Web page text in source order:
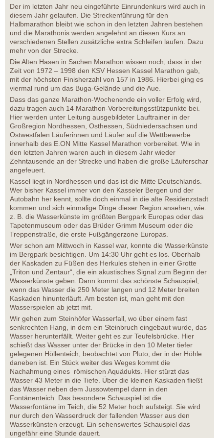
Der im letzten Jahr neu eingeführte Einrundenkurs wird auch in
diesem Jahr gelaufen. Die Streckenführung für den
Halbmarathon bleibt wie schon in den letzten Jahren bestehen
und die Marathonis werden angelehnt an diesen Kurs an
verschiedenen Stellen zusätzliche extra Schleifen laufen. Dazu
mehr von der Strecke.
Die Alten Hasen in Sachen Marathon wissen noch, dass in der
Zeit von 1972 – 1998 den KSV Hessen Kassel Marathon gab,
mit der höchsten Finisherzahl von 157 in 1986. Hierbei ging es
viermal rund um das Buga-Gelände und die Aue.
Dass das ganze Marathon-Wochenende ein voller Erfolg wird,
dazu tragen auch 14 Marathon-Vorbereitungsstützpunkte bei.
Hier werden unter Leitung ausgebildeter Lauftrainer in der
Großregion Nordhessen, Osthessen, Südniedersachsen und
Ostwestfalen Läuferinnen und Läufer auf die Wettbewerbe
innerhalb des E.ON Mitte Kassel Marathon vorbereitet. Wie in
den letzten Jahren waren auch in diesem Jahr wieder
Zehntausende an der Strecke und haben die große Läuferschar
angefeuert.
Kassel liegt in Nordhessen und das ist die Mitte Deutschlands.
Wer bisher Kassel immer von den Kasseler Bergen und der
Autobahn her kennt, sollte doch einmal in die alte Residenzstadt
kommen und sich einmalige Dinge dieser Region ansehen, wie.
z. B. die Wasserkünste im größten Bergpark Europas oder das
Tapetenmuseum oder das Brüder Grimm Museum oder die
Treppenstraße, die erste Fußgängerzone Europas.
Wer schon am Mittwoch in Kassel war, konnte die Wasserkünste
im Bergpark besichtigen. Um 14:30 Uhr geht es los. Oberhalb
der Kaskaden zu Füßen des Herkules stehen in einer Grotte
„Triton und Zentaur“, die ein akustisches Signal zum Beginn der
Wasserkünste geben. Dann kommt das schönste Schauspiel,
wenn das Wasser die 250 Meter langen und 12 Meter breiten
Kaskaden hinunterläuft. Am besten ist, man geht mit den
Wasserspielen ab jetzt mit.
Wir gehen zum Steinhöfer Wasserfall, wo über einem fast
senkrechten Hang, in dem ein Steinbruch eingebaut wurde, das
Wasser herunterfällt. Weiter geht es zur Teufelsbrücke. Hier
schießt das Wasser unter der Brücke in den 10 Meter tiefer
gelegenen Höllenteich, beobachtet von Pluto, der in der Höhle
daneben ist. Ein Stück weiter des Weges kommt die
Nachahmung eines römischen Aquädukts. Hier stürzt das
Wasser 43 Meter in die Tiefe. Über die kleinen Kaskaden fließt
das Wasser neben dem Jussowtempel dann in den
Fontänenteich. Das besondere Schauspiel ist die
Wasserfontäne im Teich, die 52 Meter hoch aufsteigt. Sie wird
nur durch den Wasserdruck der fallenden Wasser aus den
Wasserkünsten erzeugt. Ein sehenswertes Schauspiel das
ungefähr eine Stunde dauert.